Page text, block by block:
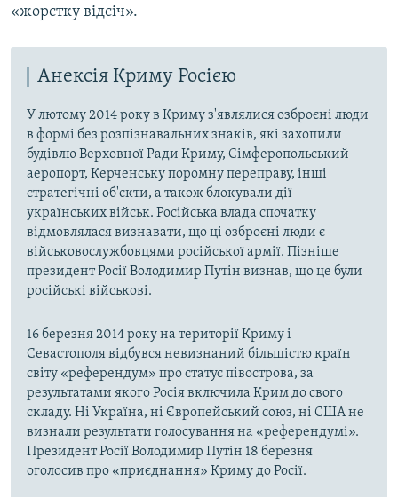
«жорстку відсіч».
Анексія Криму Росією
У лютому 2014 року в Криму з'являлися озброєні люди
в формі без розпізнавальних знаків, які захопили
будівлю Верховної Ради Криму, Сімферопольський
аеропорт, Керченську поромну переправу, інші
стратегічні об'єкти, а також блокували дії
українських військ. Російська влада спочатку
відмовлялася визнавати, що ці озброєні люди є
військовослужбовцями російської армії. Пізніше
президент Росії Володимир Путін визнав, що це були
російські військові.
16 березня 2014 року на території Криму і
Севастополя відбувся невизнаний більшістю країн
світу «референдум» про статус півострова, за
результатами якого Росія включила Крим до свого
складу. Ні Україна, ні Європейський союз, ні США не
визнали результати голосування на «референдумі».
Президент Росії Володимир Путін 18 березня
оголосив про «приєднання» Криму до Росії.